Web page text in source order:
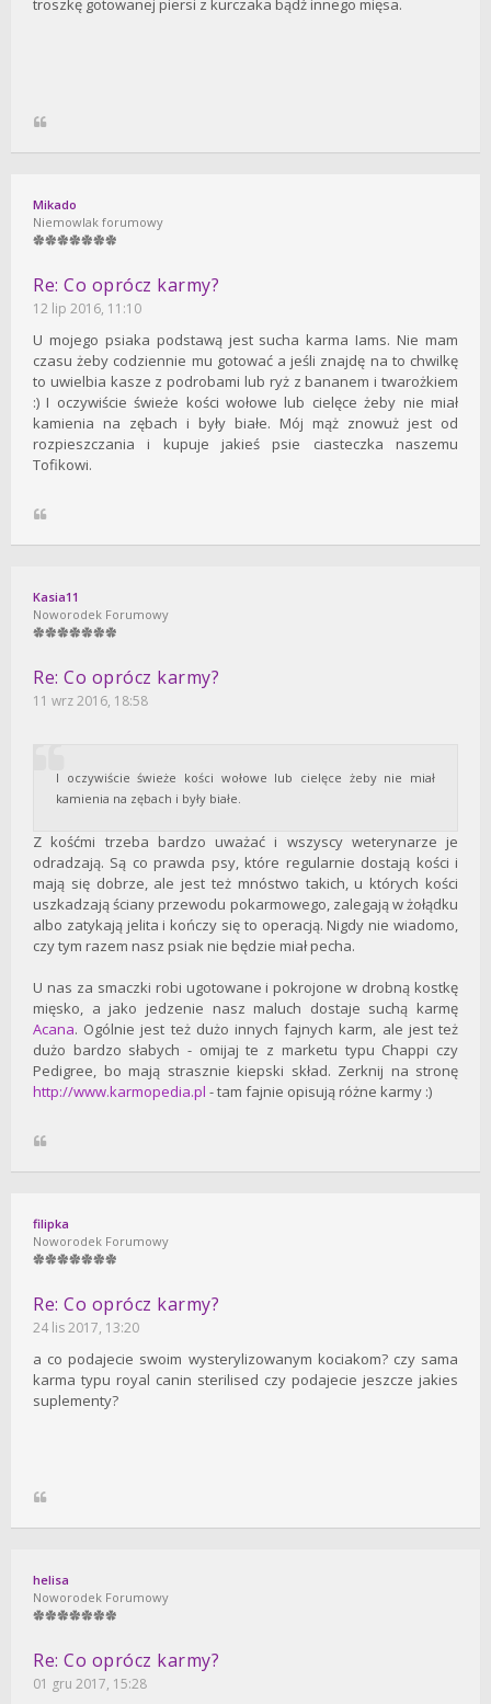
troszkę gotowanej piersi z kurczaka bądź innego mięsa.
Mikado
Niemowlak forumowy
Re: Co oprócz karmy?
12 lip 2016, 11:10
U mojego psiaka podstawą jest sucha karma Iams. Nie mam
czasu żeby codziennie mu gotować a jeśli znajdę na to chwilkę
to uwielbia kasze z podrobami lub ryż z bananem i twarożkiem
:) I oczywiście świeże kości wołowe lub cielęce żeby nie miał
kamienia na zębach i były białe. Mój mąż znowuż jest od
rozpieszczania i kupuje jakieś psie ciasteczka naszemu
Tofikowi.
Kasia11
Noworodek Forumowy
Re: Co oprócz karmy?
11 wrz 2016, 18:58
I oczywiście świeże kości wołowe lub cielęce żeby nie miał
kamienia na zębach i były białe.
Z kośćmi trzeba bardzo uważać i wszyscy weterynarze je
odradzają. Są co prawda psy, które regularnie dostają kości i
mają się dobrze, ale jest też mnóstwo takich, u których kości
uszkadzają ściany przewodu pokarmowego, zalegają w żołądku
albo zatykają jelita i kończy się to operacją. Nigdy nie wiadomo,
czy tym razem nasz psiak nie będzie miał pecha.
U nas za smaczki robi ugotowane i pokrojone w drobną kostkę
mięsko, a jako jedzenie nasz maluch dostaje suchą karmę
Acana. Ogólnie jest też dużo innych fajnych karm, ale jest też
dużo bardzo słabych - omijaj te z marketu typu Chappi czy
Pedigree, bo mają strasznie kiepski skład. Zerknij na stronę
http://www.karmopedia.pl - tam fajnie opisują różne karmy :)
filipka
Noworodek Forumowy
Re: Co oprócz karmy?
24 lis 2017, 13:20
a co podajecie swoim wysterylizowanym kociakom? czy sama
karma typu royal canin sterilised czy podajecie jeszcze jakies
suplementy?
helisa
Noworodek Forumowy
Re: Co oprócz karmy?
01 gru 2017, 15:28